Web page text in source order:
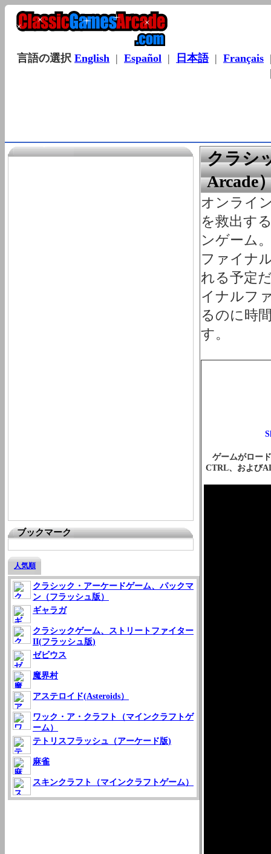
言語の選択 English | Español | 日本語| Français
ブックマーク
人気順
クラシック・アーケードゲーム、パックマ
ン（フラッシュ版）
ギャラガ
クラシックゲーム、ストリートファイター
II(フラッシュ版)
ゼビウス
魔界村
アステロイド(Asteroids）
ワック・ア・クラフト（マインクラフトゲ
ーム）
テトリスフラッシュ（アーケード版)
麻雀
スキンクラフト（マインクラフトゲーム）
クラシ
Arcade
オンライ
を救出す
ンゲーム
ファイナ
れる予定
イナルフ
るのに時
す。
ゲームがロー
CTRL、および